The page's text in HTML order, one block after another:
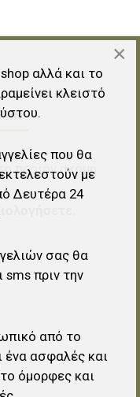
προϊόν ακόμη.
×
αλλά και το
κλειστό
που θα
με
Δευτέρα 24
σας θα
sms πριν την
από το
ένα ασφαλές και
όμορφες και